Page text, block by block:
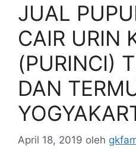
JUAL
CAIR URIN
(PURINCI)
DAN
April 18, 2019 oleh